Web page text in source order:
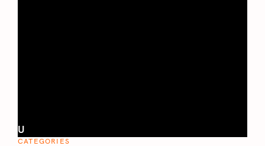
U
CATEGORIES